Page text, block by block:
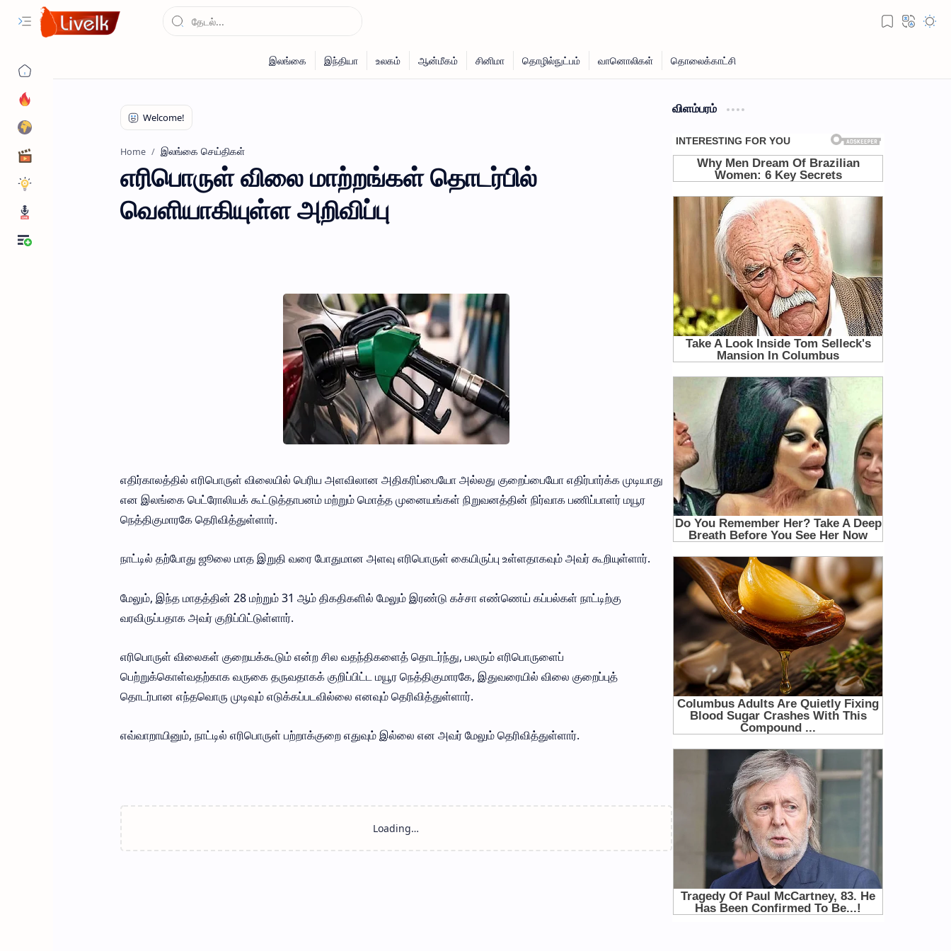
Home இலங்கை செய்திகள்
எரிபொருள் விலை மாற்றங்கள் தொடர்பில்
வெளியாகியுள்ள அறிவிப்பு
எதிர்காலத்தில் எரிபொருள் விலையில் பெரிய அளவிலான அதிகரிப்பையோ அல்லது குறைப்பையோ எதிர்பார்க்க முடியாது
என இலங்கை பெட்ரோலியக் கூட்டுத்தாபனம் மற்றும் மொத்த முனையங்கள் நிறுவனத்தின் நிர்வாக பணிப்பாளர் மயூர
நெத்திகுமாரகே தெரிவித்துள்ளார்.
நாட்டில் தற்போது ஜூலை மாத இறுதி வரை போதுமான அளவு எரிபொருள் கையிருப்பு உள்ளதாகவும் அவர் கூறியுள்ளார்.
மேலும், இந்த மாதத்தின் 28 மற்றும் 31 ஆம் திகதிகளில் மேலும் இரண்டு கச்சா எண்ணெய் கப்பல்கள் நாட்டிற்கு
வரவிருப்பதாக அவர் குறிப்பிட்டுள்ளார்.
எரிபொருள் விலைகள் குறையக்கூடும் என்ற சில வதந்திகளைத் தொடர்ந்து, பலரும் எரிபொருளைப்
பெற்றுக்கொள்வதற்காக வருகை தருவதாகக் குறிப்பிட்ட மயூர நெத்திகுமாரகே, இதுவரையில் விலை குறைப்புத்
தொடர்பான எந்தவொரு முடிவும் எடுக்கப்படவில்லை எனவும் தெரிவித்துள்ளார்.
எவ்வாறாயினும், நாட்டில் எரிபொருள் பற்றாக்குறை எதுவும் இல்லை என அவர் மேலும் தெரிவித்துள்ளார்.
விளம்பரம்